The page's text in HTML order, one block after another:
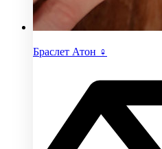
Браслет Атон ♀